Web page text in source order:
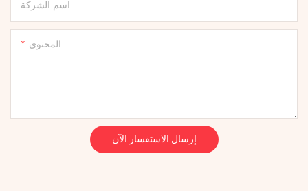
اسم الشركة
المحتوى
إرسال الاستفسار الآن